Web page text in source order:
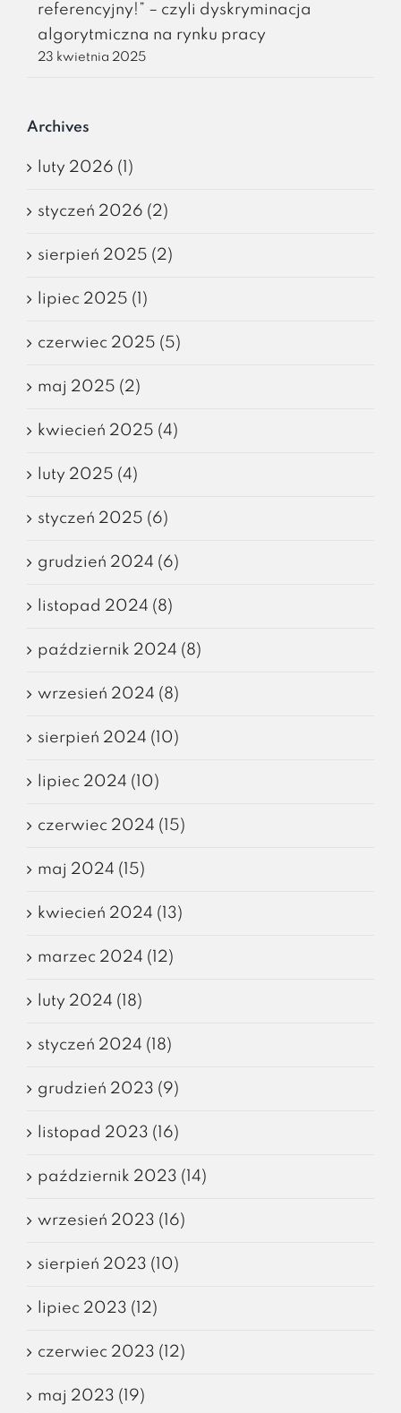
referencyjny!” – czyli dyskryminacja
algorytmiczna na rynku pracy
23 kwietnia 2025
Archives
luty 2026 (1)
styczeń 2026 (2)
sierpień 2025 (2)
lipiec 2025 (1)
czerwiec 2025 (5)
maj 2025 (2)
kwiecień 2025 (4)
luty 2025 (4)
styczeń 2025 (6)
grudzień 2024 (6)
listopad 2024 (8)
październik 2024 (8)
wrzesień 2024 (8)
sierpień 2024 (10)
lipiec 2024 (10)
czerwiec 2024 (15)
maj 2024 (15)
kwiecień 2024 (13)
marzec 2024 (12)
luty 2024 (18)
styczeń 2024 (18)
grudzień 2023 (9)
listopad 2023 (16)
październik 2023 (14)
wrzesień 2023 (16)
sierpień 2023 (10)
lipiec 2023 (12)
czerwiec 2023 (12)
maj 2023 (19)